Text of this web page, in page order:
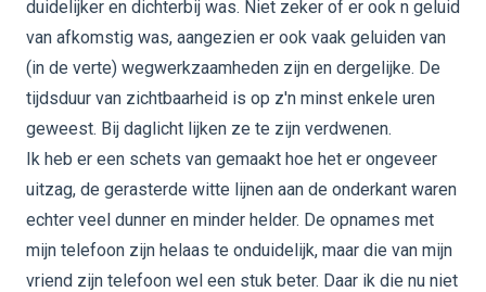
duidelijker en dichterbij was. Niet zeker of er ook n geluid
van afkomstig was, aangezien er ook vaak geluiden van
(in de verte) wegwerkzaamheden zijn en dergelijke. De
tijdsduur van zichtbaarheid is op z'n minst enkele uren
geweest. Bij daglicht lijken ze te zijn verdwenen.
Ik heb er een schets van gemaakt hoe het er ongeveer
uitzag, de gerasterde witte lijnen aan de onderkant waren
echter veel dunner en minder helder. De opnames met
mijn telefoon zijn helaas te onduidelijk, maar die van mijn
vriend zijn telefoon wel een stuk beter. Daar ik die nu niet